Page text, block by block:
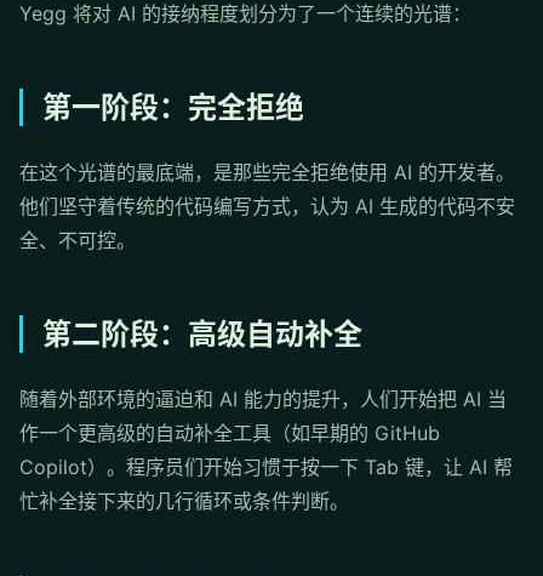
Yegg 将对 AI 的接纳程度划分为了一个连续的光谱：
第一阶段：完全拒绝
在这个光谱的最底端，是那些完全拒绝使用 AI 的开发者。
他们坚守着传统的代码编写方式，认为 AI 生成的代码不安
全、不可控。
第二阶段：高级自动补全
随着外部环境的逼迫和 AI 能力的提升，人们开始把 AI 当
作一个更高级的自动补全工具（如早期的 GitHub
Copilot）。程序员们开始习惯于按一下 Tab 键，让 AI 帮
忙补全接下来的几行循环或条件判断。